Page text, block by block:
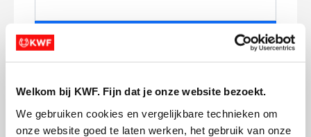
Welkom bij KWF. Fijn dat je onze website bezoekt.
We gebruiken cookies en vergelijkbare technieken om
onze website goed te laten werken, het gebruik van onze
Volgende